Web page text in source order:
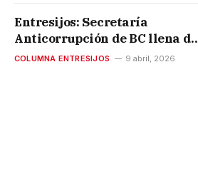
Entresijos: Secretaría
Anticorrupción de BC llena de
conflictos de interés
COLUMNA ENTRESIJOS 9 abril, 2026